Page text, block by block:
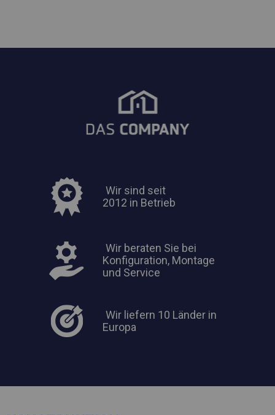
Wir sind seit
2012 in Betrieb
Wir beraten Sie bei
Konfiguration, Montage
und Service
Wir liefern 10 Länder in
Europa